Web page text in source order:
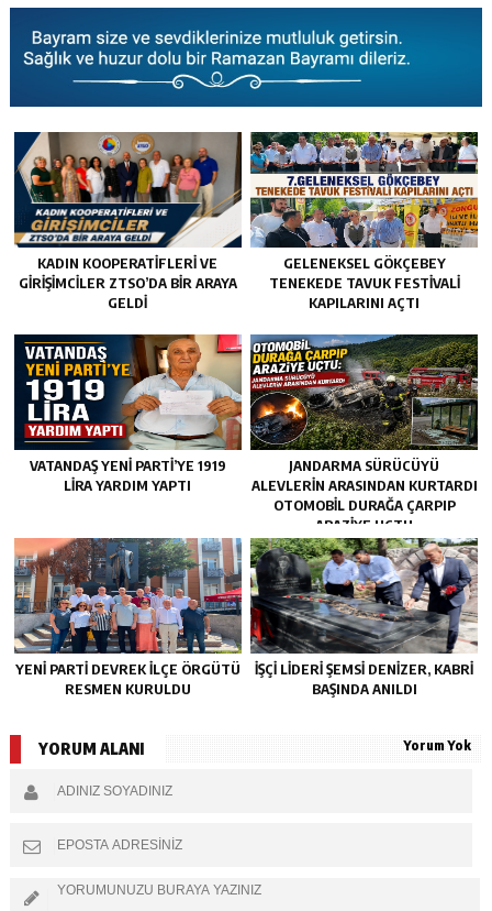
KADIN KOOPERATİFLERİ VE
GİRİŞİMCİLER ZTSO’DA BİR ARAYA
GELDİ
GELENEKSEL GÖKÇEBEY
TENEKEDE TAVUK FESTIVALI
KAPILARINI AÇTI
VATANDAŞ YENİ PARTİ’YE 1919
LİRA YARDIM YAPTI
JANDARMA SÜRÜCÜYÜ
ALEVLERIN ARASINDAN KURTARDI
OTOMOBIL DURAĞA ÇARPIP
ARAZIYE UÇTU
YENİ PARTİ DEVREK İLÇE ÖRGÜTÜ
RESMEN KURULDU
İŞÇİ LİDERİ ŞEMSİ DENİZER, KABRİ
BAŞINDA ANILDI
YORUM ALANI Yorum Yok